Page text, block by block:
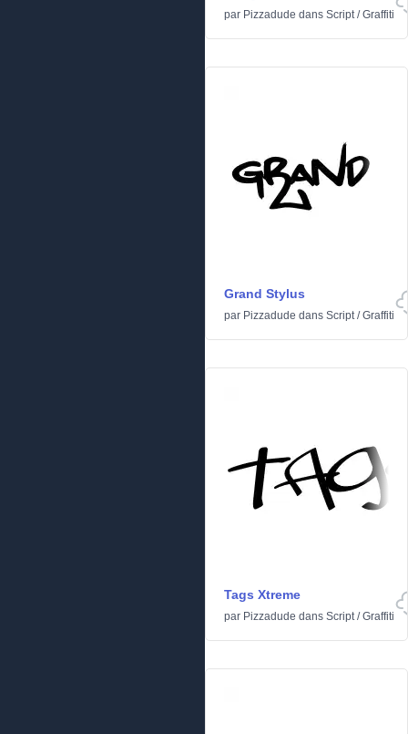
par Pizzadude dans Script/Graffiti
Grand Stylus
par Pizzadude dans Script/Graffiti
Tags Xtreme
par Pizzadude dans Script/Graffiti